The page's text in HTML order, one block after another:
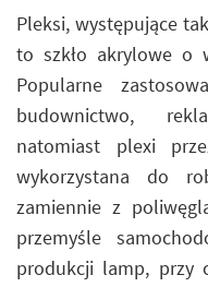
Pleksi, występujące
to szkło akrylowe o
Popularne
budownictwo,
natomiast plexi
wykorzystana do
zamiennie z
przemyśle
produkcji lamp, przy